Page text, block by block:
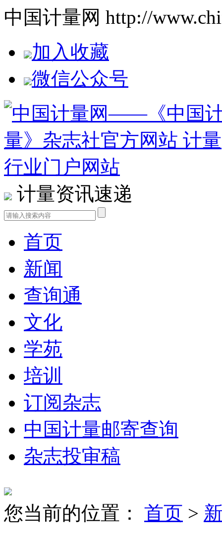
中国计量网 http://
加入收藏
微信公众号
计量资讯速递
首页
新闻
查询通
文化
学苑
培训
订阅杂志
中国计量邮寄查询
杂志投审稿
您当前的位置： 首页 >